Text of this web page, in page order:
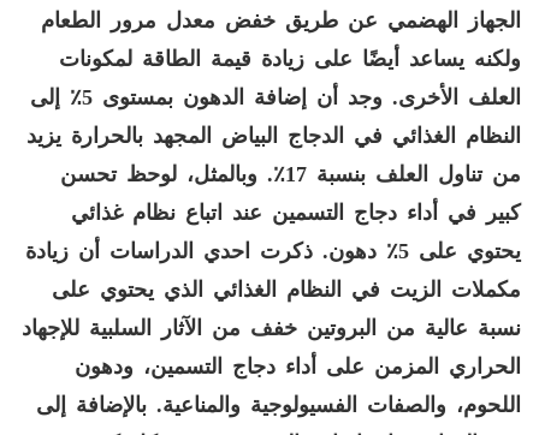
الجهاز الهضمي عن طريق خفض معدل مرور الطعام
ولكنه يساعد أيضًا على زيادة قيمة الطاقة لمكونات
العلف الأخرى. وجد أن إضافة الدهون بمستوى 5٪ إلى
النظام الغذائي في الدجاج البياض المجهد بالحرارة يزيد
من تناول العلف بنسبة 17٪. وبالمثل، لوحظ تحسن
كبير في أداء دجاج التسمين عند اتباع نظام غذائي
يحتوي على 5٪ دهون. ذكرت احدي الدراسات أن زيادة
مكملات الزيت في النظام الغذائي الذي يحتوي على
نسبة عالية من البروتين خفف من الآثار السلبية للإجهاد
الحراري المزمن على أداء دجاج التسمين، ودهون
اللحوم، والصفات الفسيولوجية والمناعية. بالإضافة إلى